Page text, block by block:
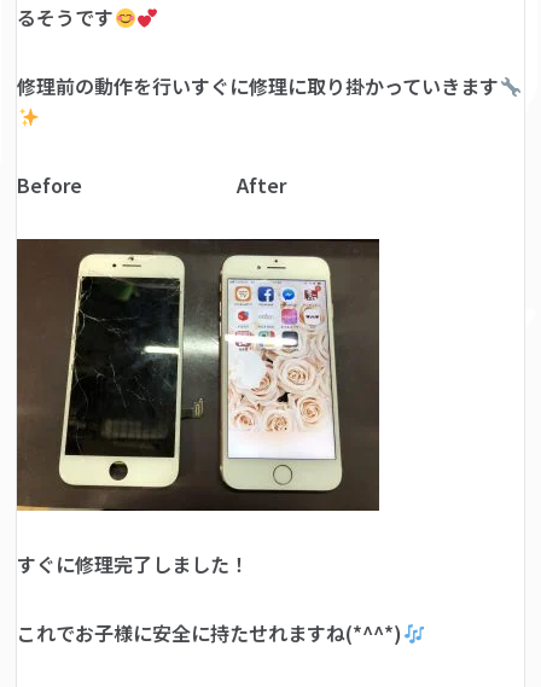
るそうです
修理前の動作を行いすぐに修理に取り掛かっていきます
Before After
すぐに修理完了しました！
これでお子様に安全に持たせれますね(*^^*)